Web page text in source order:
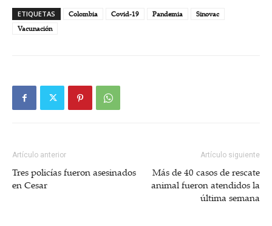
ETIQUETAS Colombia Covid-19 Pandemia
Sinovac
Vacunación
Artículo anterior
Tres policías fueron asesinados
en Cesar
Artículo siguiente
Más de 40 casos de rescate
animal fueron atendidos la
última semana